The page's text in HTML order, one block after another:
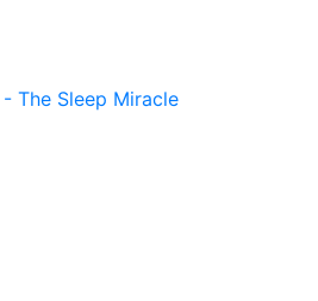
The Sleep Miracle